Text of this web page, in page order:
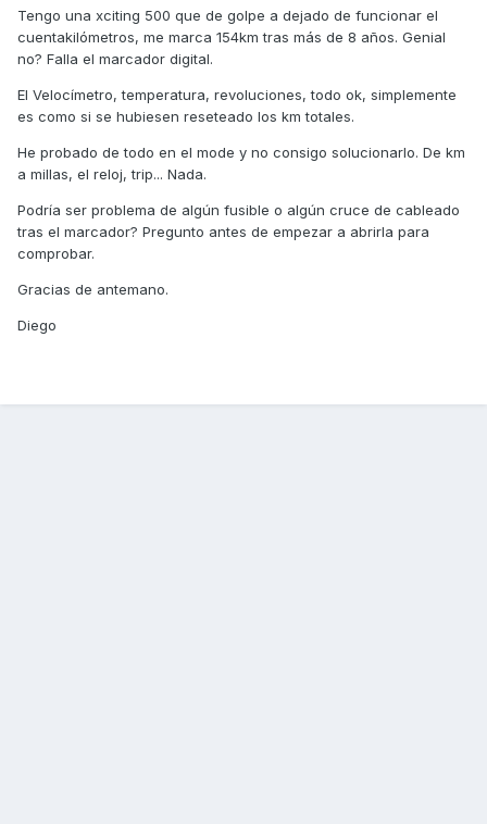
Tengo una xciting 500 que de golpe a dejado de funcionar el
cuentakilómetros, me marca 154km tras más de 8 años. Genial
no? Falla el marcador digital.
El Velocímetro, temperatura, revoluciones, todo ok, simplemente
es como si se hubiesen reseteado los km totales.
He probado de todo en el mode y no consigo solucionarlo. De km
a millas, el reloj, trip... Nada.
Podría ser problema de algún fusible o algún cruce de cableado
tras el marcador? Pregunto antes de empezar a abrirla para
comprobar.
Gracias de antemano.
Diego